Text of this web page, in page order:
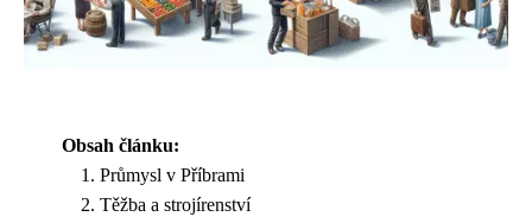
Obsah článku:
Průmysl v Příbrami
Těžba a strojírenství